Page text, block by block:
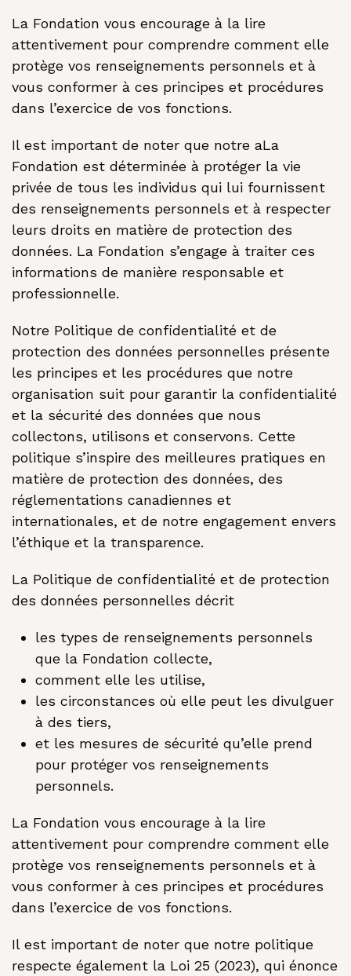
La Fondation vous encourage à la lire
attentivement pour comprendre comment elle
protège vos renseignements personnels et à
vous conformer à ces principes et procédures
dans l’exercice de vos fonctions.
Il est important de noter que notre aLa
Fondation est déterminée à protéger la vie
privée de tous les individus qui lui fournissent
des renseignements personnels et à respecter
leurs droits en matière de protection des
données. La Fondation s’engage à traiter ces
informations de manière responsable et
professionnelle.
Notre Politique de confidentialité et de
protection des données personnelles présente
les principes et les procédures que notre
organisation suit pour garantir la confidentialité
et la sécurité des données que nous
collectons, utilisons et conservons. Cette
politique s’inspire des meilleures pratiques en
matière de protection des données, des
réglementations canadiennes et
internationales, et de notre engagement envers
l’éthique et la transparence.
La Politique de confidentialité et de protection
des données personnelles décrit
les types de renseignements personnels
que la Fondation collecte,
comment elle les utilise,
les circonstances où elle peut les divulguer
à des tiers,
et les mesures de sécurité qu’elle prend
pour protéger vos renseignements
personnels.
La Fondation vous encourage à la lire
attentivement pour comprendre comment elle
protège vos renseignements personnels et à
vous conformer à ces principes et procédures
dans l’exercice de vos fonctions.
Il est important de noter que notre politique
respecte également la Loi 25 (2023), qui énonce